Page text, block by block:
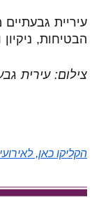
עיריית
הבטיחות,
צילום: עירית
הקליקו כאן,